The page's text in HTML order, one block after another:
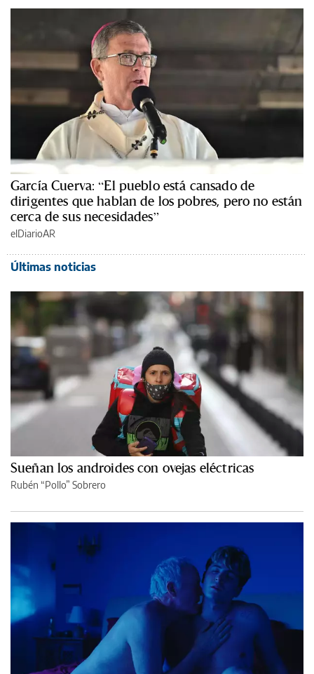
García Cuerva: “El pueblo está cansado de
dirigentes que hablan de los pobres, pero no están
cerca de sus necesidades”
elDiarioAR
Últimas noticias
Sueñan los androides con ovejas eléctricas
Rubén “Pollo” Sobrero